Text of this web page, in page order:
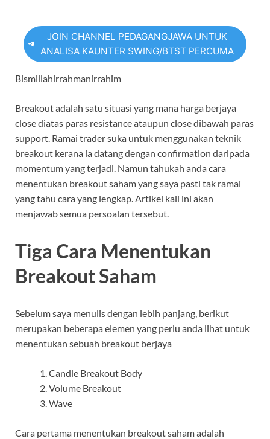
JOIN CHANNEL PEDAGANGJAWA UNTUK
ANALISA KAUNTER SWING/BTST PERCUMA
Bismillahirrahmanirrahim
Breakout adalah satu situasi yang mana harga berjaya
close diatas paras resistance ataupun close dibawah paras
support. Ramai trader suka untuk menggunakan teknik
breakout kerana ia datang dengan confirmation daripada
momentum yang terjadi. Namun tahukah anda cara
menentukan breakout saham yang saya pasti tak ramai
yang tahu cara yang lengkap. Artikel kali ini akan
menjawab semua persoalan tersebut.
Tiga Cara Menentukan
Breakout Saham
Sebelum saya menulis dengan lebih panjang, berikut
merupakan beberapa elemen yang perlu anda lihat untuk
menentukan sebuah breakout berjaya
Candle Breakout Body
Volume Breakout
Wave
Cara pertama menentukan breakout saham adalah